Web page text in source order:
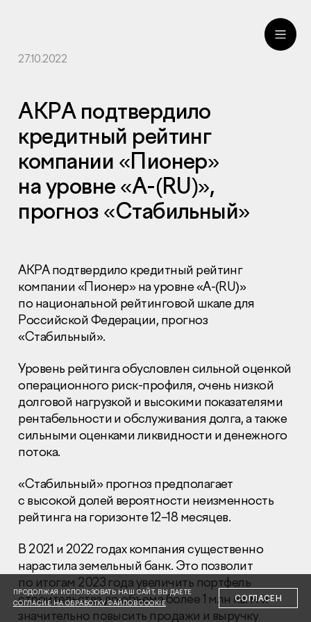
Раскрытие информации
Правовая информация
Сообщить о коррупции
+7 (495) 502 95 59
Отдел продаж
Заказать звонок
© 2001-2026 Компания «Пионер»
27.10.2022
АКРА подтвердило
кредитный рейтинг
компании «Пионер»
на уровне «А-(RU)»,
прогноз «Стабильный»
АКРА подтвердило кредитный рейтинг
компании «Пионер» на уровне «А-(RU)»
по национальной рейтинговой шкале для
Российской Федерации, прогноз
«Стабильный».
Уровень рейтинга обусловлен сильной оценкой
операционного риск-профиля, очень низкой
долговой нагрузкой и высокими показателями
рентабельности и обслуживания долга, а также
сильными оценками ликвидности и денежного
потока.
«Стабильный» прогноз предполагает
с высокой долей вероятности неизменность
рейтинга на горизонте 12–18 месяцев.
В 2021 и 2022 годах компания существенно
нарастила земельный банк. Это позволит
по итогам 2023 года увеличить портфель
строительства до объема более 1 млн кв. м и
значительно повысить продажи и выручку
ПРОДОЛЖАЯ ИСПОЛЬЗОВАТЬ НАШ САЙТ, ВЫ ДАЕТЕ
СОГЛАСИЕ НА ОБРАБОТКУ ФАЙЛОВ COOKIE
СОГЛАСЕН